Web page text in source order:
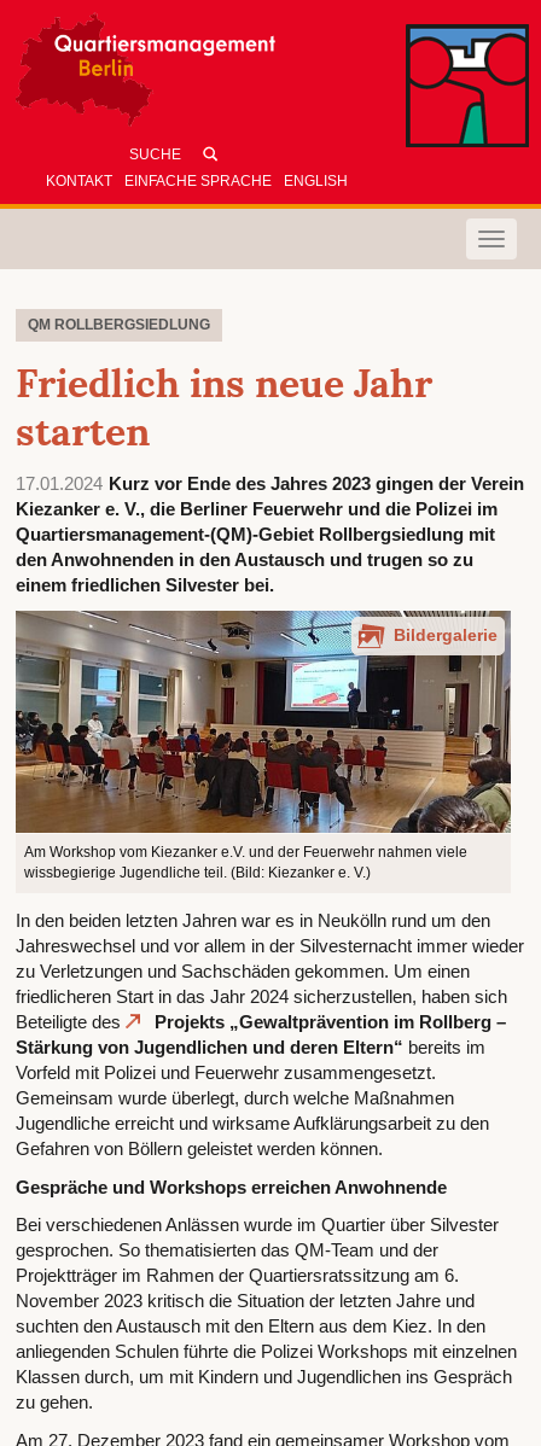
KONTAKT EINFACHE SPRACHE ENGLISH
Toggle
QM ROLLBERGSIEDLUNG
Friedlich ins neue Jahr
starten
17.01.2024 Kurz vor Ende des Jahres 2023 gingen der Verein
Kiezanker e. V., die Berliner Feuerwehr und die Polizei im
Quartiersmanagement-(QM)-Gebiet Rollbergsiedlung mit
den Anwohnenden in den Austausch und trugen so zu
einem friedlichen Silvester bei.
Am Workshop vom Kiezanker e.V. und der Feuerwehr nahmen viele
wissbegierige Jugendliche teil. (Bild: Kiezanker e. V.)
Bildergalerie
In den beiden letzten Jahren war es in Neukölln rund um den
Jahreswechsel und vor allem in der Silvesternacht immer wieder
zu Verletzungen und Sachschäden gekommen. Um einen
friedlicheren Start in das Jahr 2024 sicherzustellen, haben sich
Beteiligte des
Projekts „Gewaltprävention im Rollberg –
Stärkung von Jugendlichen und deren Eltern“ bereits im
Vorfeld mit Polizei und Feuerwehr zusammengesetzt.
Gemeinsam wurde überlegt, durch welche Maßnahmen
Jugendliche erreicht und wirksame Aufklärungsarbeit zu den
Gefahren von Böllern geleistet werden können.
Gespräche und Workshops erreichen Anwohnende
Bei verschiedenen Anlässen wurde im Quartier über Silvester
gesprochen. So thematisierten das QM-Team und der
Projektträger im Rahmen der Quartiersratssitzung am 6.
November 2023 kritisch die Situation der letzten Jahre und
suchten den Austausch mit den Eltern aus dem Kiez. In den
anliegenden Schulen führte die Polizei Workshops mit einzelnen
Klassen durch, um mit Kindern und Jugendlichen ins Gespräch
zu gehen.
Am 27. Dezember 2023 fand ein gemeinsamer Workshop vom